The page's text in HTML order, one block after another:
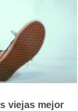
viejas mejor